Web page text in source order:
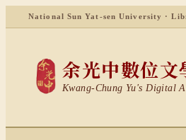
National Sun Yat-sen University ·
余光中數位文
Kwang-Chung Yu's Digital